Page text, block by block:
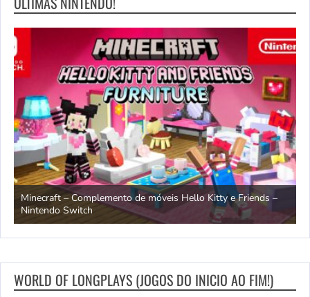
Minecraft – Complemento de móveis Hello Kitty e Friends –
Nintendo Switch
WORLD OF LONGPLAYS (JOGOS DO INICIO AO FIM!)